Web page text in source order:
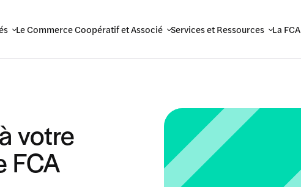
Le Commerce Coopératif et Associé Services et Ressources La FCA
votre
FCA